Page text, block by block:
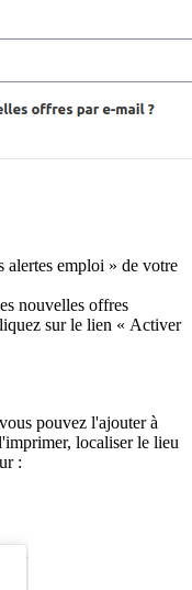
alertes emploi » de votre
nouvelles offres
sur le lien « Activer
pouvez l'ajouter à
localiser le lieu
: